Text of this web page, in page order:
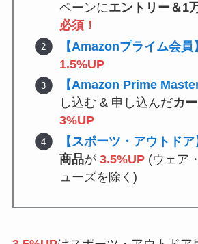
ペーンにエントリー＆1
必須！
【Amazonプライム会員
1.5%UP
【Amazon Prime
し込む & 申し込んだカ
3%UP
【スポーツ・アウトドア
商品が3.5%UP (ウェア
ューズを除く)